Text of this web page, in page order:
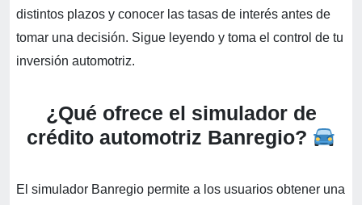
distintos plazos y conocer las tasas de interés antes de
tomar una decisión. Sigue leyendo y toma el control de tu
inversión automotriz.
¿Qué ofrece el simulador de
crédito automotriz Banregio?
El simulador Banregio permite a los usuarios obtener una